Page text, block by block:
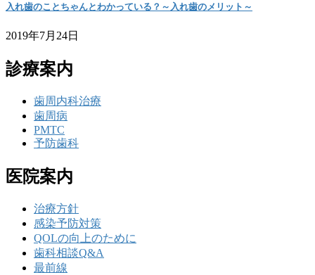
入れ歯のことちゃんとわかっている？～入れ歯のメリット～
2019年7月24日
診療案内
歯周内科治療
歯周病
PMTC
予防歯科
医院案内
治療方針
感染予防対策
QOLの向上のために
歯科相談Q&A
最前線